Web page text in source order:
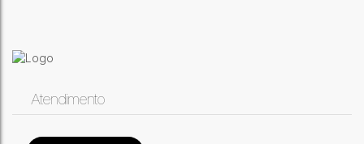
Atendimento